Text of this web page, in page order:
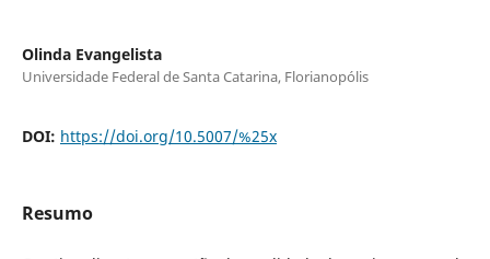
Olinda Evangelista
Universidade Federal de Santa Catarina, Florianopólis
DOI: https://doi.org/10.5007/%25x
Resumo